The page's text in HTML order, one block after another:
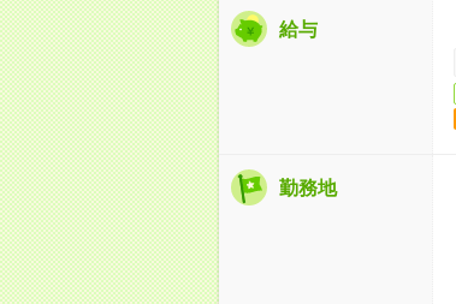
給与
勤務地